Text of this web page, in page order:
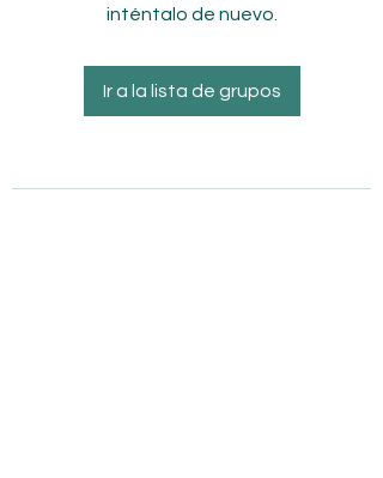
inténtalo de nuevo.
Ir a la lista de grupos